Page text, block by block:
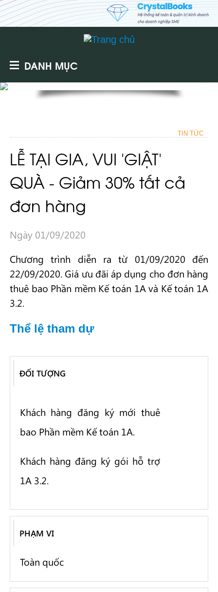
DANH MỤC
TIN TỨC
LỄ TẠI GIA, VUI 'GIẬT'
QUÀ - Giảm 30% tất cả
đơn hàng
Ngày 01/09/2020
Chương trình diễn ra từ 01/09/2020 đến
22/09/2020. Giá ưu đãi áp dụng cho đơn hàng
thuê bao Phần mềm Kế toán 1A và Kế toán 1A
3.2.
Thể lệ tham dự
ĐỐI TƯỢNG
Khách hàng đăng ký mới thuê
bao Phần mềm Kế toán 1A.
Khách hàng đăng ký gói hỗ trợ
1A 3.2.
PHẠM VI
Toàn quốc